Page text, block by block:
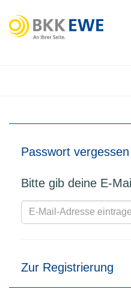
Passwort vergessen
Bitte gib deine E-
Zur Registrierung